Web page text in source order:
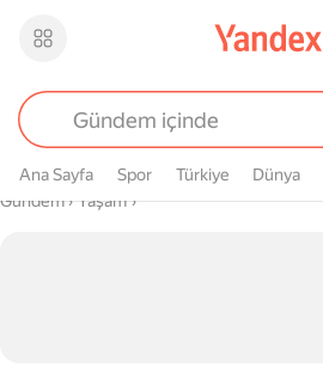
Ana Sayfa Spor Türkiye Dünya
Buradasın
Gündem› Yaşam›